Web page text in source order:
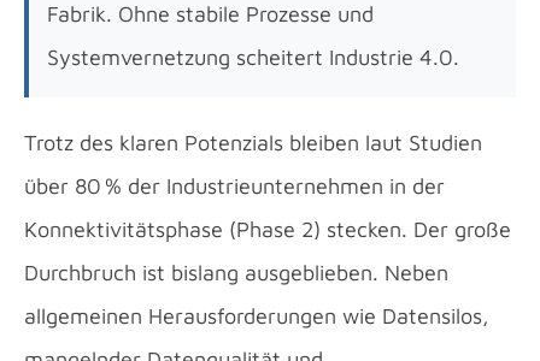
Fabrik. Ohne stabile Prozesse und
Systemvernetzung scheitert Industrie 4.0.
Trotz des klaren Potenzials bleiben laut Studien
über 80 % der Industrieunternehmen in der
Konnektivitätsphase (Phase 2) stecken. Der große
Durchbruch ist bislang ausgeblieben. Neben
allgemeinen Herausforderungen wie Datensilos,